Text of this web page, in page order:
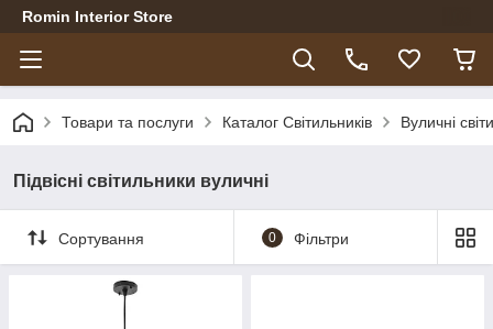
Romin Interior Store
Товари та послуги Каталог Світильників Вуличні
Підвісні світильники вуличні
Сортування 0 Фільтри